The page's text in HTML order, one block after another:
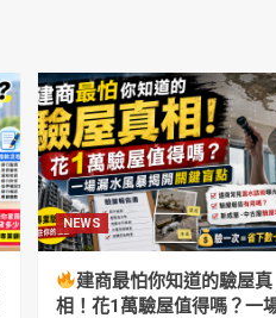
NEWS
建商最怕你知道的驗屋真
相！花1萬驗屋值得嗎？一